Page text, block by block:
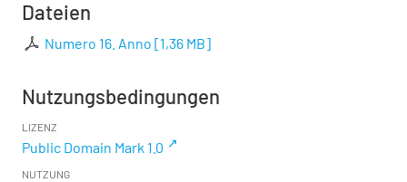
Dateien
Numero 16. Anno [1,36 MB]
Nutzungsbedingungen
LIZENZ
Public Domain Mark 1.0
NUTZUNG